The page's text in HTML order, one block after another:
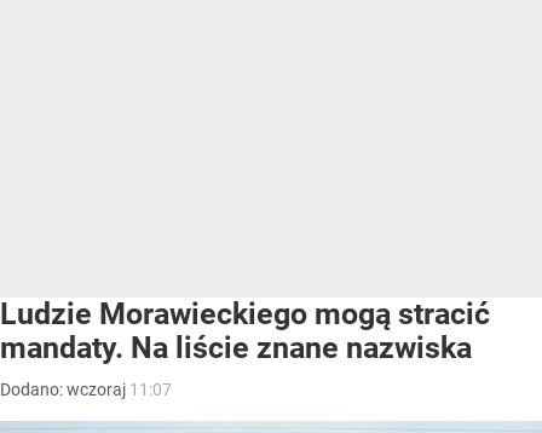
Ludzie Morawieckiego mogą stracić
mandaty. Na liście znane nazwiska
Dodano:wczoraj 11:07